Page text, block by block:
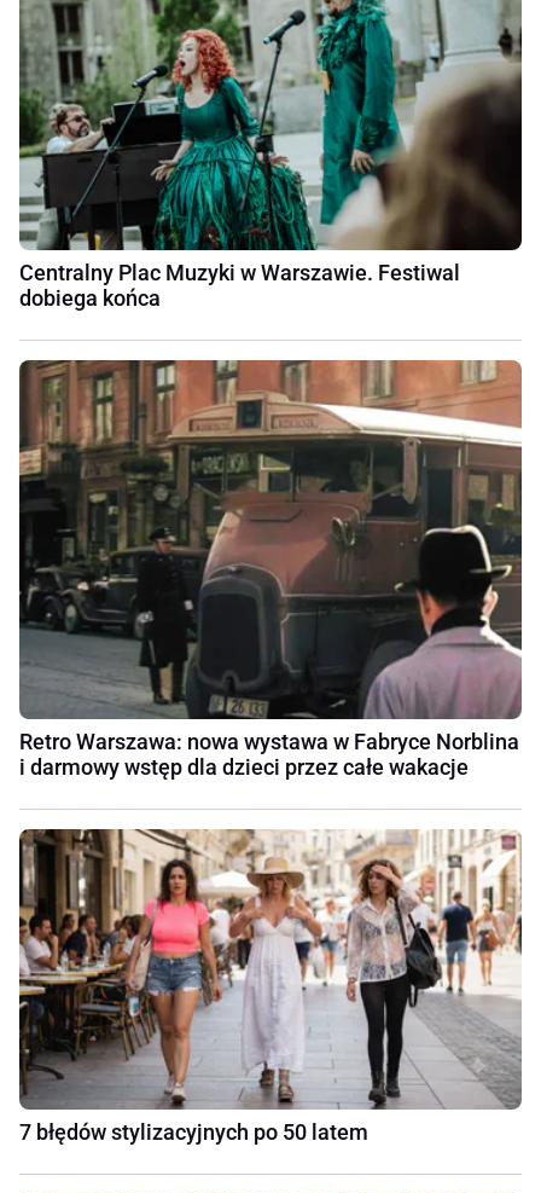
Centralny Plac Muzyki w Warszawie. Festiwal
dobiega końca
Retro Warszawa: nowa wystawa w Fabryce Norblina
i darmowy wstęp dla dzieci przez całe wakacje
7 błędów stylizacyjnych po 50 latem